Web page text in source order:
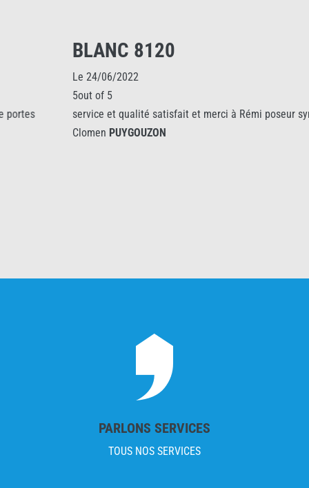
BLANC 8120
Le 24/06/2022
service et qualité satisfait et merci à Rémi poseur sympa et pro
PUYGOUZON
PARLONS SERVICES
TOUS NOS SERVICES